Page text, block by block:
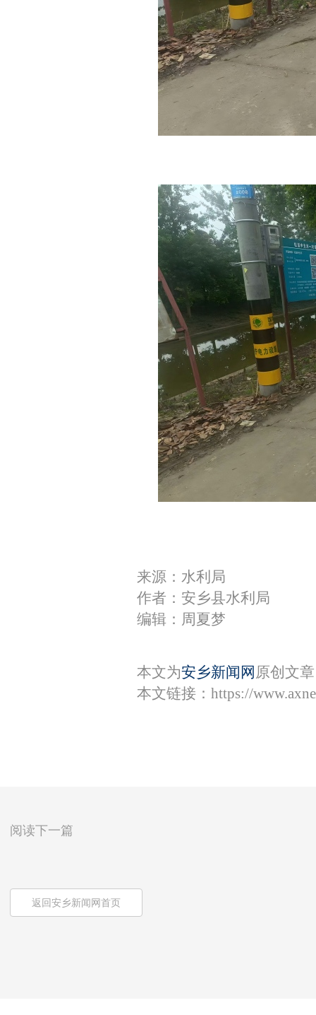
来源：水利局
作者：安乡县水利局
编辑：周夏梦
本文为安乡新闻网 原创文
本文链接： https://
阅读下一篇
返回安乡新闻网首页